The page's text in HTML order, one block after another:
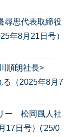
尋思代表取締役
年8月21日号）
順朗社長>
る（2025年8月7
ー 松岡風人社
17日号）('25/0